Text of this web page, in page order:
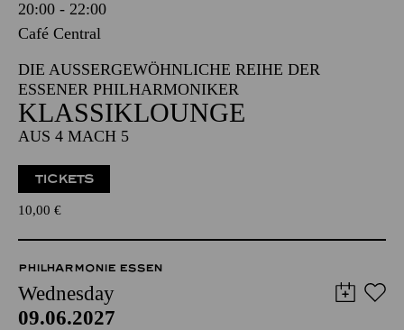
20:00 - 22:00
Café Central
DIE AUSSERGEWÖHNLICHE REIHE DER E
SSENER PHILHARMONIKER
KLASSIKLOUNGE
AUS 4 MACH 5
TICKETS
10,00 €
PHILHARMONIE ESSEN
Wednesday
09.06.2027